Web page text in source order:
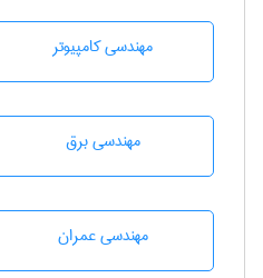
مهندسی كامپيوتر
مهندسی برق
مهندسی عمران